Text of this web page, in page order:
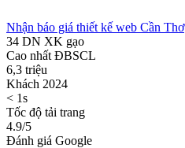
Nhận báo giá thiết kế web Cần Thơ
34 DN XK gạo
Cao nhất ĐBSCL
6,3 triệu
Khách 2024
< 1s
Tốc độ tải trang
4.9/5
Đánh giá Google